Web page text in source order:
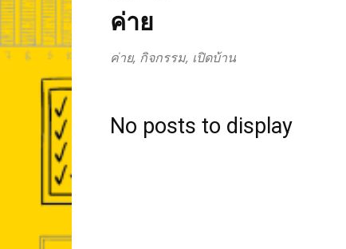
ค่าย
ค่าย, กิจกรรม, เปิดบ้าน
No posts to display